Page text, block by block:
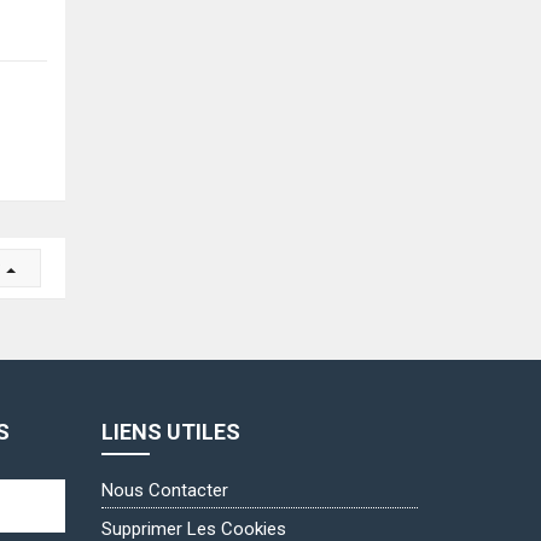
LIENS UTILES
Nous Contacter
Supprimer Les Cookies